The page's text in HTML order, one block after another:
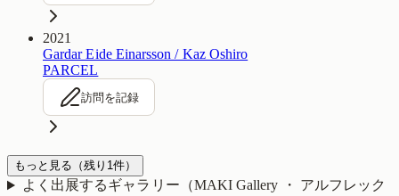
2021
Gardar Eide Einarsson / Kaz Oshiro
PARCEL
訪問を記録
もっと見る （残り 1件）
よく出展するギャラリー（MAKI Gallery ・ アルフレック